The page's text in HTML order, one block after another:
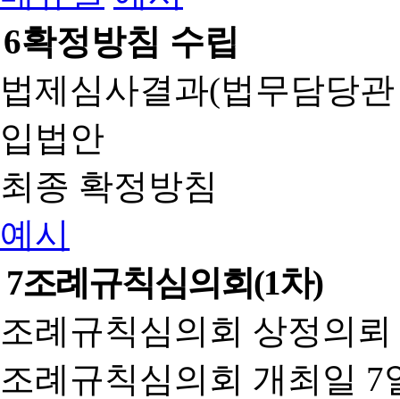
6확정방침 수립
법제심사결과(법무담당
입법안
최종 확정방침
예시
7조례규칙심의회(1차)
조례규칙심의회 상정의
조례규칙심의회 개최일 7